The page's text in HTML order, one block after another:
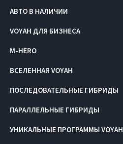
АВТО В НАЛИЧИИ
VOYAH ДЛЯ БИЗНЕСА
M-HERO
ВСЕЛЕННАЯ VOYAH
ПОСЛЕДОВАТЕЛЬНЫЕ ГИБРИДЫ
ПАРАЛЛЕЛЬНЫЕ ГИБРИДЫ
УНИКАЛЬНЫЕ ПРОГРАММЫ VOYAH